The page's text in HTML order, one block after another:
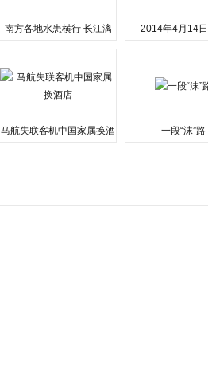
南方各地水患横行 长江漓
2014年4月14
马航失联客机中国家属换酒
一段“沫”路